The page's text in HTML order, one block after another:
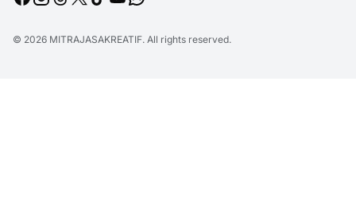
© 2026 MITRAJASAKREATIF. All rights reserved.